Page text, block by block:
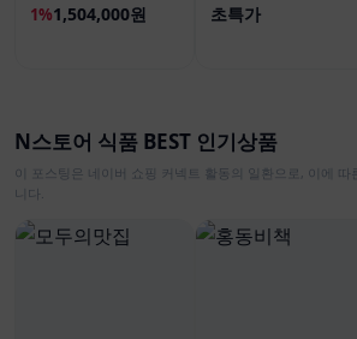
1%1,504,000원
맞춤세척
초특가
N스토어 식품 BEST 인기상품
이 포스팅은 네이버 쇼핑 커넥트 활동의 일환으로, 이에 따
니다.